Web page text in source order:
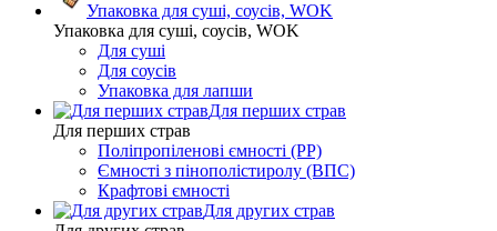
Упаковка для суші, соусів, WOK
Упаковка для суші, соусів, WOK
Для суші
Для соусів
Упаковка для лапши
Для перших страв
Для перших страв
Поліпропіленові ємності (PP)
Ємності з пінополістиролу (ВПС)
Крафтові ємності
Для других страв